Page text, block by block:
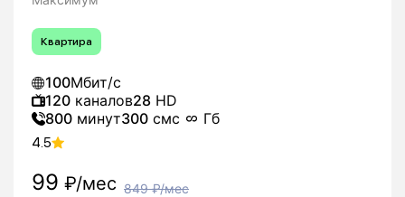
Квартира
100Мбит/с
120 каналов28 HD
800 минут300 смс Гб
4.5
99 ₽/мес 849₽/мес